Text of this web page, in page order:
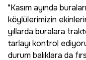
"Kasım ayında
köylülerimizin
yıllarda buralara
tarlayı kontrol
durum balıklara da